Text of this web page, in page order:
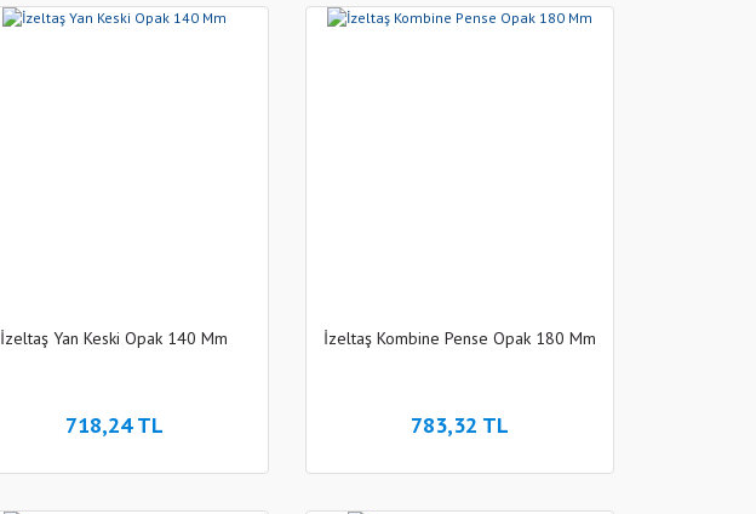
İzeltaş Yan Keski Opak 140 Mm
718,24 TL
İzeltaş Kombine Pense Opak 180 Mm
783,32 TL